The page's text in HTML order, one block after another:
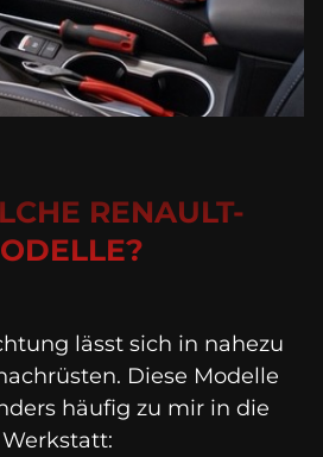
RENAULT-
lässt sich in nahezu
Diese Modelle
häufig zu mir in die
Werkstatt: